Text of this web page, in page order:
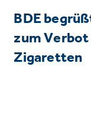
BDE
zum
Zigaretten